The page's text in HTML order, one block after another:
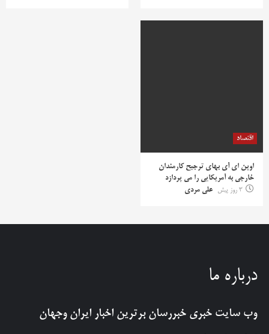
اقتصاد
اوپن ای آی بهای ترجیح کارمندان
خارجی به آمریکایی را می پردازد
3 روز پیش
علی مردی
درباره ما
وب سایت خبری خبررسان برترین اخبار ایران وجهان